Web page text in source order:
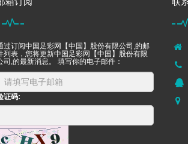
过订阅中国足彩网【中国】股份有限公司,的邮
列表，您将更新中国足彩网【中国】股份有限
司,的最新消息。 填写你的电子邮件：
证码: